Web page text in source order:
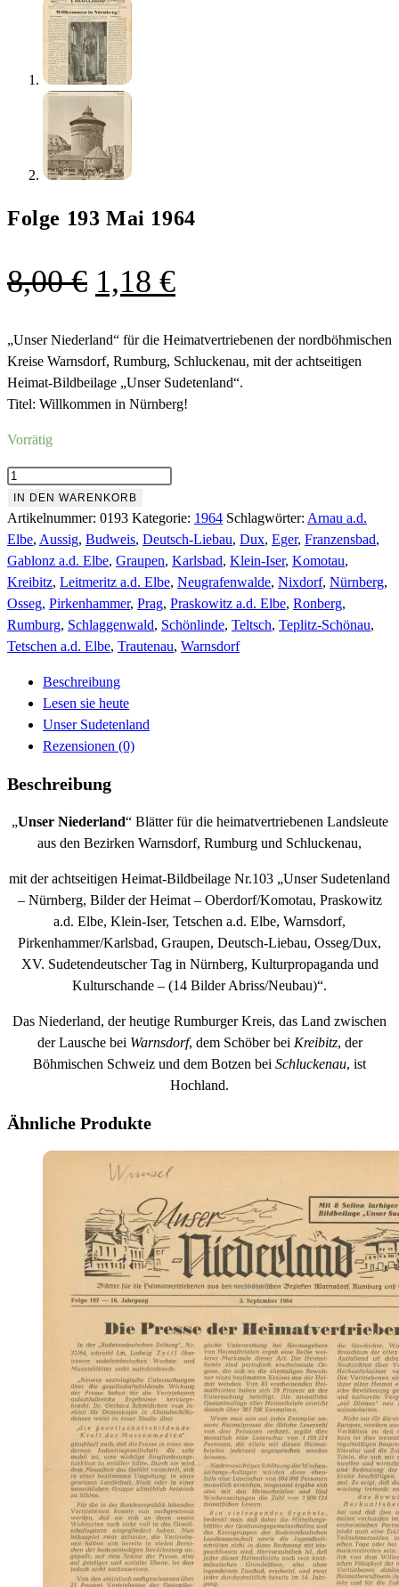
Folge 193 Mai 1964
8,00€ Ursprünglicher
war:
8,00 €
1,18 €Aktueller
ist:
1,18 €.
„Unser Niederland“ für die Heimatvertriebenen der nordböhmischen
Kreise Warnsdorf, Rumburg, Schluckenau, mit der achtseitigen
Heimat-Bildbeilage „Unser Sudetenland“.
Titel: Willkommen in Nürnberg!
Vorrätig
Folge
193
Mai
1964
Menge
IN DEN WARENKORB
Artikelnummer: 0193 Kategorie: 1964 Schlagwörter: Arnau a.d.
Elbe, Aussig, Budweis, Deutsch-Liebau, Dux, Eger, Franzensbad,
Gablonz a.d. Elbe, Graupen, Karlsbad, Klein-Iser, Komotau,
Kreibitz, Leitmeritz a.d. Elbe, Neugrafenwalde, Nixdorf, Nürnberg,
Osseg, Pirkenhammer, Prag, Praskowitz a.d. Elbe, Ronberg,
Rumburg, Schlaggenwald, Schönlinde, Teltsch, Teplitz-Schönau,
Tetschen a.d. Elbe, Trautenau, Warnsdorf
Beschreibung
Lesen sie heute
Unser Sudetenland
Rezensionen (0)
Beschreibung
„Unser Niederland“ Blätter für die heimatvertriebenen Landsleute
aus den Bezirken Warnsdorf, Rumburg und Schluckenau,
mit der achtseitigen Heimat-Bildbeilage Nr.103 „Unser Sudetenland
– Nürnberg, Bilder der Heimat – Oberdorf/Komotau, Praskowitz
a.d. Elbe, Klein-Iser, Tetschen a.d. Elbe, Warnsdorf,
Pirkenhammer/Karlsbad, Graupen, Deutsch-Liebau, Osseg/Dux,
XV. Sudetendeutscher Tag in Nürnberg, Kulturpropaganda und
Kulturschande – (14 Bilder Abriss/Neubau)“.
Das Niederland, der heutige Rumburger Kreis, das Land zwischen
der Lausche bei Warnsdorf, dem Schöber bei Kreibitz, der
Böhmischen Schweiz und dem Botzen bei Schluckenau, ist
Hochland.
Ähnliche Produkte